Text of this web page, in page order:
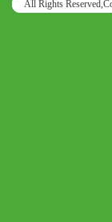
All Rights